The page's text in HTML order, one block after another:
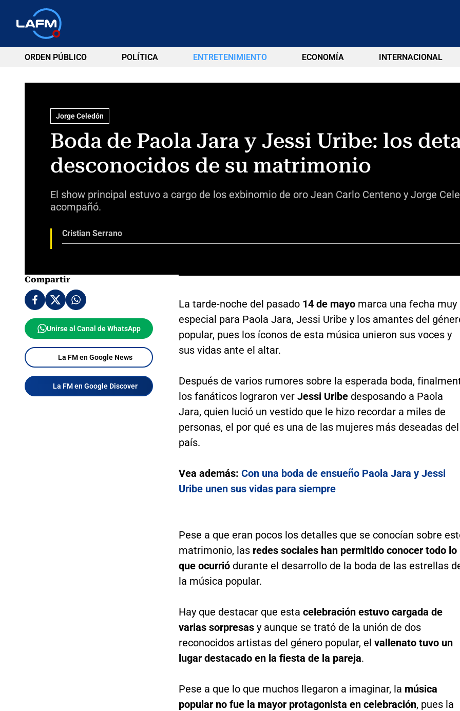
ORDEN PÚBLICO POLÍTICA ENTRETENIMIENTO ECONOMÍA INTERNACIONAL
Jorge Celedón
Boda de Paola Jara y Jessi Uribe: los
desconocidos de su matrimonio
El show principal estuvo a cargo de los exbinomio de oro Jean Carlo Centeno y Jorge
acompañó.
Cristian Serrano
Compartir
Unirse al Canal de WhatsApp
La FM en Google News
La FM en Google Discover
La tarde-noche del pasado 14 de mayomarca una fecha muy
especial para Paola Jara, Jessi Uribe y los amantes del
popular, pues los íconos de esta música unieron sus voces y
sus vidas ante el altar.
Después de varios rumores sobre la esperada boda,
los fanáticos lograron ver Jessi Uribedesposando a Paola
Jara, quien lució un vestido que le hizo recordar a miles de
personas, el por qué es una de las mujeres más deseadas del
país.
Vea además: Con una boda de ensueño Paola Jara y Jessi
Uribe unen sus vidas para siempre
Pese a que eran pocos los detalles que se conocían sobre
matrimonio, las redes sociales han permitido conocer todo lo
que ocurrió durante el desarrollo de la boda de las estrellas
la música popular.
Hay que destacar que esta celebración estuvo cargada de
varias sorpresas y aunque se trató de la unión de dos
reconocidos artistas del género popular, el vallenato tuvo un
lugar destacado en la fiesta de la pareja.
Pese a que lo que muchos llegaron a imaginar, la música
popular no fue la mayor protagonista en celebración, pues la